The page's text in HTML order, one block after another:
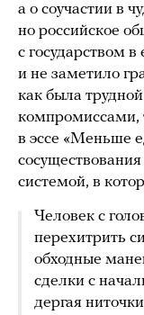
а о соучастии в
но российское
с государством
и не заметило
как была
компромиссами,
в эссе «Меньше
системой, в
Человек с
перехитрить
обходные
сделки с
дергая